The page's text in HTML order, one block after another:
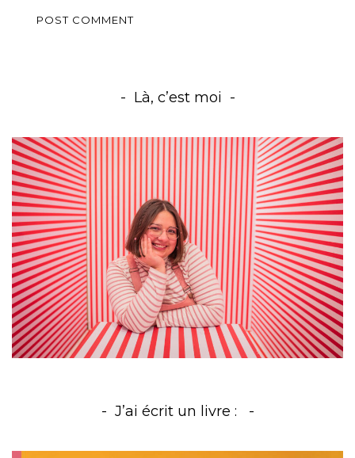
Là, c’est moi
J’ai écrit un livre :